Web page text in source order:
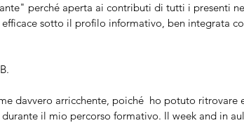
perché aperta ai contributi di tutti i presenti
sotto il profilo informativo, ben integrata
davvero arricchente, poiché ho potuto ritrovare
il mio percorso formativo. Il week and in